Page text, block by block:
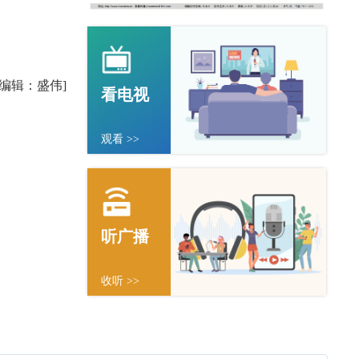
辑：盛伟] 看电视
观看 >>
听广播
收听 >>